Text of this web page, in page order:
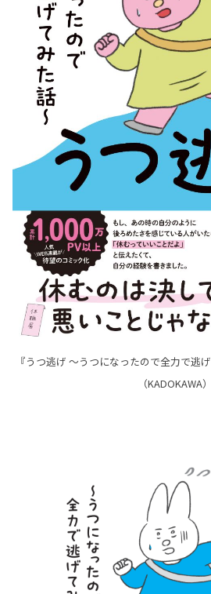
『うつ逃げ ～うつになったので全力で逃
（KADOKAWA）